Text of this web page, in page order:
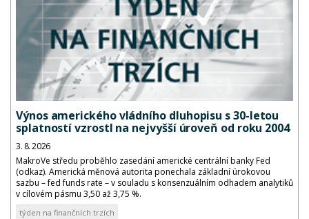
Výnos amerického vládního dluhopisu s 30-letou
splatností vzrostl na nejvyšší úroveň od roku 2004
3. 8. 2026
MakroVe středu proběhlo zasedání americké centrální banky Fed
(odkaz). Americká měnová autorita ponechala základní úrokovou
sazbu – fed funds rate – v souladu s konsenzuálním odhadem analytiků
v cílovém pásmu 3,50 až 3,75 %.
týden na finančních trzích